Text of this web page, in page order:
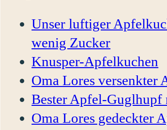
Unser luftiger
wenig Zucker
Knusper-Apfelkuchen
Oma Lores versenkter
Bester Apfel-Guglhupf
Oma Lores gedeckter